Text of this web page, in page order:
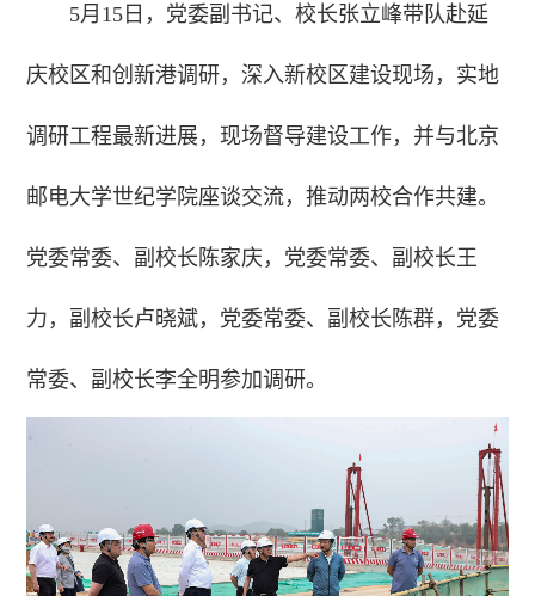
5月15日，党委副书记、校长张立峰带队赴延
庆校区和创新港调研，深入新校区建设现场，实地
调研工程最新进展，现场督导建设工作，并与北京
邮电大学世纪学院座谈交流，推动两校合作共建。
党委常委、副校长陈家庆，党委常委、副校长王
力，副校长卢晓斌，党委常委、副校长陈群，党委
常委、副校长李全明参加调研。